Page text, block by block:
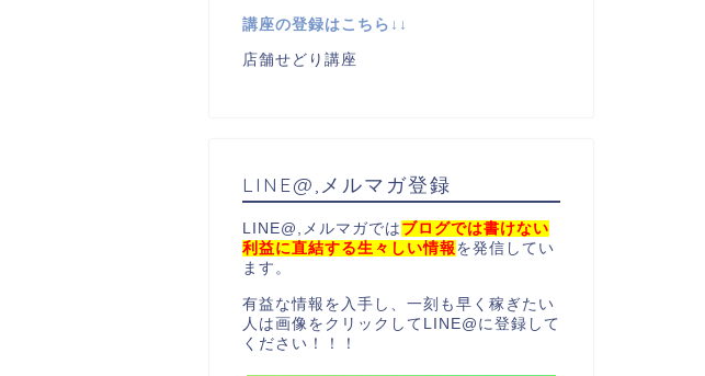
講座の登録はこちら↓↓
店舗せどり講座
LINE@,メルマガ登録
LINE@,メルマガでは ブログでは書けない
利益に直結する生々しい情報 を発信してい
ます。
有益な情報を入手し、一刻も早く稼ぎたい
人は画像をクリックしてLINE@に登録して
ください！！！